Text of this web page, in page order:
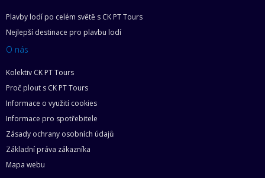
Plavby lodí po celém světě s CK PT Tours
Nejlepší destinace pro plavbu lodí
O nás
Kolektiv CK PT Tours
Proč plout s CK PT Tours
Informace o využití cookies
Informace pro spotřebitele
Zásady ochrany osobních údajů
Základní práva zákazníka
Mapa webu